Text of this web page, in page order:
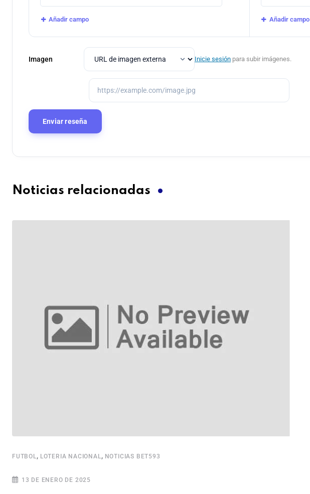
Añadir campo Añadir campo
Imagen Inicie sesión para subir imágenes.
Noticias relacionadas
FUTBOL, LOTERIA NACIONAL, NOTICIAS BET593
13 DE ENERO DE 2025